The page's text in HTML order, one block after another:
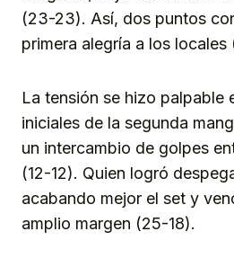
(23-23). Así, dos puntos
primera alegría a los
La tensión se hizo palpable
iniciales de la segunda
un intercambio de golpes
(12-12). Quien logró
acabando mejor el set y
amplio margen (25-18).